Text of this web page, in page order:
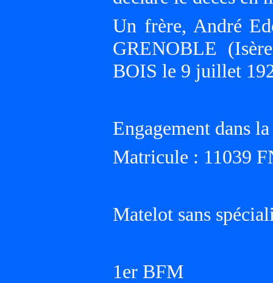
Un frère, André
GRENOBLE
BOIS le 9 juillet
Engagement dans
Matricule : 11039
Matelot sans
1er BFM